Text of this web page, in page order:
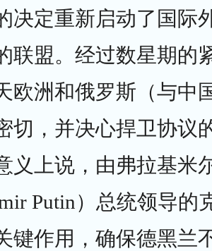
决定重新启动了国际
联盟。经过数星期的
欧洲和俄罗斯（与中
切，并决心捍卫协议
义上说，由弗拉基米
Putin）总统领导的
键作用，确保德黑兰